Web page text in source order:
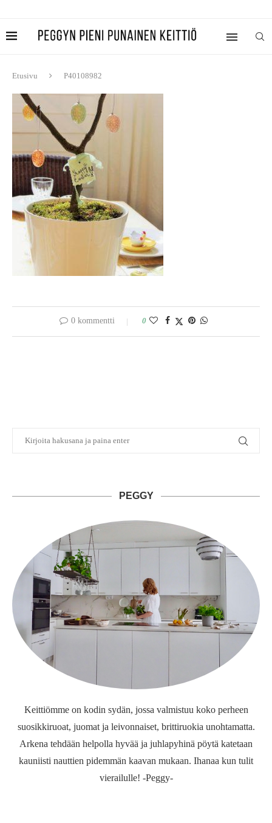
Etusivu P40108982
0 kommentti 0
PEGGY
Keittiömme on kodin sydän, jossa valmistuu koko perheen
suosikkiruoat, juomat ja leivonnaiset, brittiruokia unohtamatta.
Arkena tehdään helpolla hyvää ja juhlapyhinä pöytä katetaan
kauniisti nauttien pidemmän kaavan mukaan. Ihanaa kun tulit
vierailulle! -Peggy-